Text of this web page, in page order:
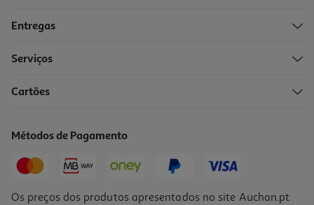
Entregas
Serviços
Cartões
Métodos de Pagamento
Os preços dos produtos apresentados no site Auchan.pt